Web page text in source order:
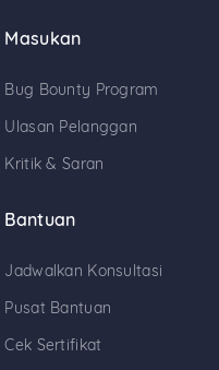
Masukan
Bug Bounty Program
Ulasan Pelanggan
Kritik & Saran
Bantuan
Jadwalkan Konsultasi
Pusat Bantuan
Cek Sertifikat